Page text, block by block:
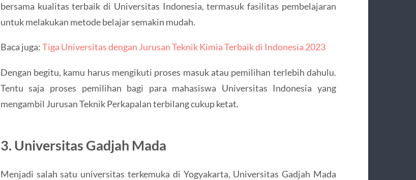
bersama kualitas terbaik di Universitas Indonesia, termasuk fasilitas pembelajaran
untuk melakukan metode belajar semakin mudah.
Baca juga:Tiga Universitas dengan Jurusan Teknik Kimia Terbaik di Indonesia 2023
Dengan begitu, kamu harus mengikuti proses masuk atau pemilihan terlebih dahulu.
Tentu saja proses pemilihan bagi para mahasiswa Universitas Indonesia yang
mengambil Jurusan Teknik Perkapalan terbilang cukup ketat.
3. Universitas Gadjah Mada
Menjadi salah satu universitas terkemuka di Yogyakarta, Universitas Gadjah Mada